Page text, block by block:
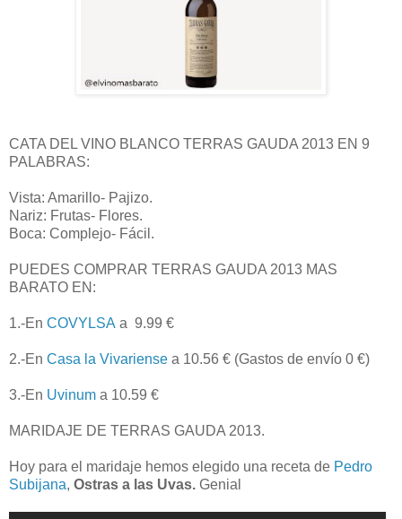
CATA DEL VINO BLANCO TERRAS GAUDA 2013 EN 9
PALABRAS:
Vista: Amarillo- Pajizo.
Nariz: Frutas- Flores.
Boca: Complejo- Fácil.
PUEDES COMPRAR TERRAS GAUDA 2013 MAS
BARATO EN:
1.-En COVYLSA a 9.99 €
2.-En Casa la Vivariense a 10.56 € (Gastos de envío 0 €)
3.-En Uvinum a 10.59 €
MARIDAJE DE TERRAS GAUDA 2013.
Hoy para el maridaje hemos elegido una receta de Pedro
Subijana, Ostras a las Uvas. Genial